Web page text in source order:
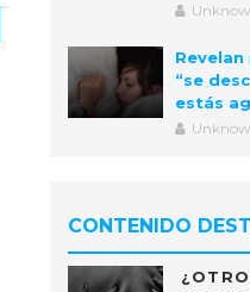
“se
estás
CONTENIDO